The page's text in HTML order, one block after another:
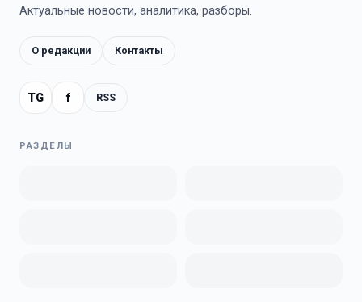
Актуальные новости, аналитика, разборы.
О редакции Контакты
TG f RSS
РАЗДЕЛЫ